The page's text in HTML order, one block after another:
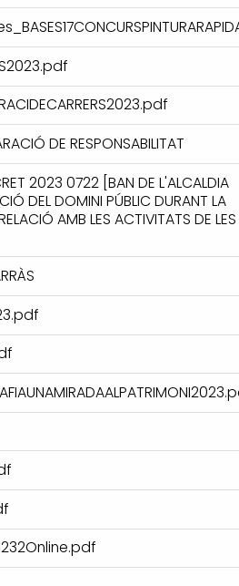
DE RESPONSABILITAT
2023 0722 [BAN DE L'ALCALDIA
DEL DOMINI PÚBLIC DURANT LA
AMB LES ACTIVITATS DE LES